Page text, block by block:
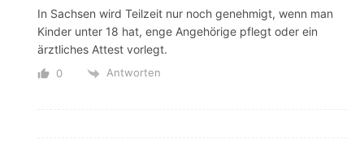
In Sachsen wird Teilzeit nur noch genehmigt, wenn man
Kinder unter 18 hat, enge Angehörige pflegt oder ein
ärztliches Attest vorlegt.
0 Antworten